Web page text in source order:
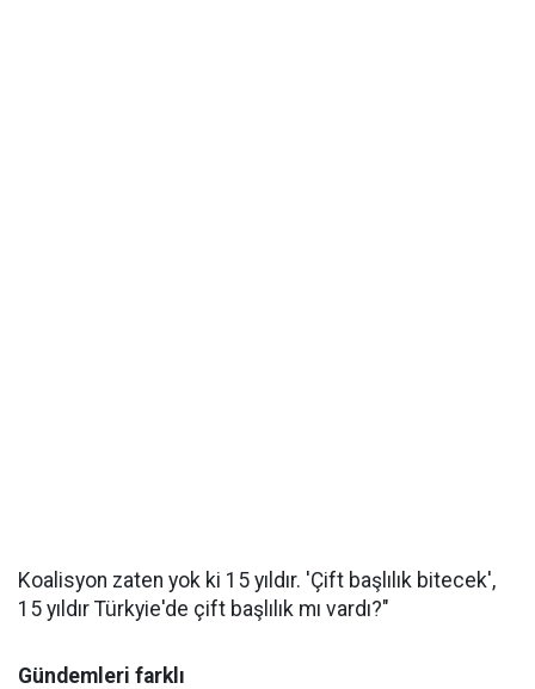
Koalisyon zaten yok ki 15 yıldır. 'Çift başlılık bitecek',
15 yıldır Türkyie'de çift başlılık mı vardı?"
Gündemleri farklı